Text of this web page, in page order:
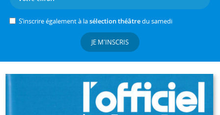
S’inscrire également à lasélection théâtredu samedi
JE M'INSCRIS